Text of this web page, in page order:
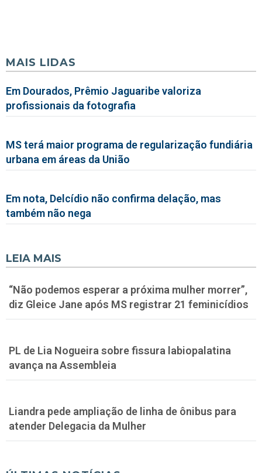
MAIS LIDAS
Em Dourados, Prêmio Jaguaribe valoriza
profissionais da fotografia
MS terá maior programa de regularização fundiária
urbana em áreas da União
Em nota, Delcídio não confirma delação, mas
também não nega
LEIA MAIS
“Não podemos esperar a próxima mulher morrer”,
diz Gleice Jane após MS registrar 21 feminicídios
PL de Lia Nogueira sobre fissura labiopalatina
avança na Assembleia
Liandra pede ampliação de linha de ônibus para
atender Delegacia da Mulher